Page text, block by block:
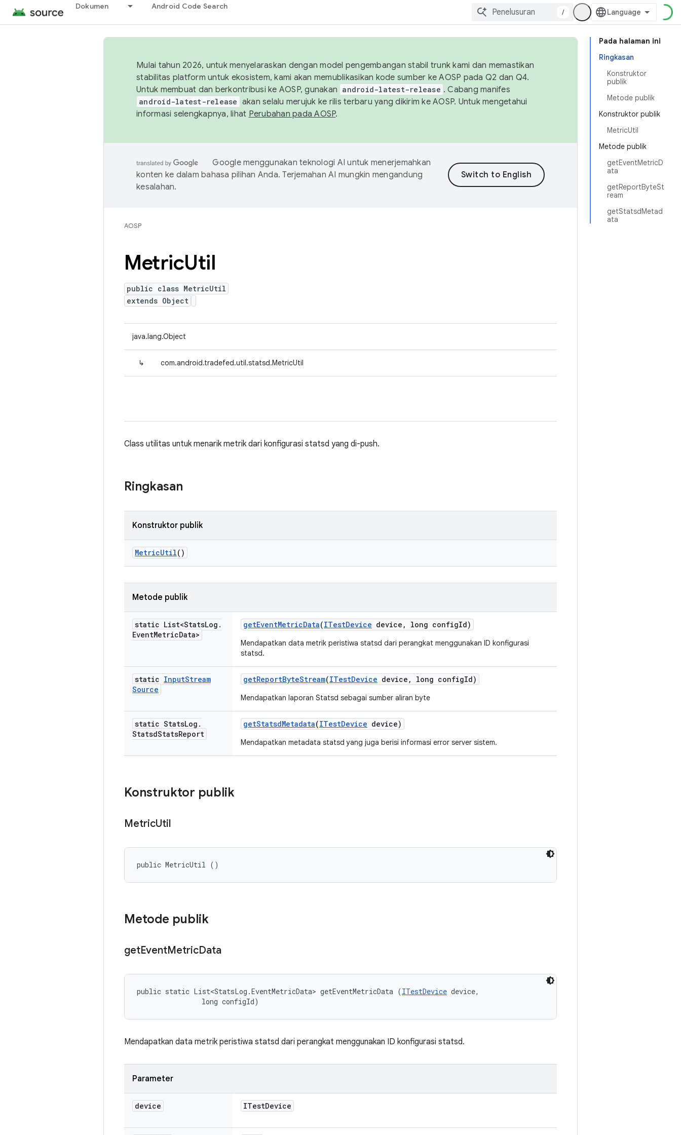
Dokumen Android Code Search
/
Pada halaman ini
Ringkasan
Konstruktor
publik
Metode publik
Konstruktor publik
MetricUtil
Metode publik
getEventMetricD
ata
getReportByteSt
ream
getStatsdMetad
ata
Mulai tahun 2026, untuk menyelaraskan dengan model pengembangan stabil trunk kami dan memastikan
stabilitas platform untuk ekosistem, kami akan memublikasikan kode sumber ke AOSP pada Q2 dan Q4.
Untuk membuat dan berkontribusi ke AOSP, gunakan android-latest-release . Cabang manifes
android-latest-release akan selalu merujuk ke rilis terbaru yang dikirim ke AOSP. Untuk mengetahui
informasi selengkapnya, lihat Perubahan pada AOSP.
Google menggunakan teknologi AI untuk menerjemahkan
konten ke dalam bahasa pilihan Anda. Terjemahan AI mungkin mengandung
kesalahan.
AOSP
MetricUtil
public class MetricUtil
extends Object
java.lang.Object
↳ com.android.tradefed.util.statsd.MetricUtil
Class utilitas untuk menarik metrik dari konfigurasi statsd yang di-push.
Ringkasan
Konstruktor publik
MetricUtil()
Metode publik
static List<StatsLog .
EventMetricData>
getEventMetricData(ITestDevice device , long configId)
Mendapatkan data metrik peristiwa statsd dari perangkat menggunakan ID konfigurasi
statsd.
static InputStream
Source
getReportByteStream(ITestDevice device , long configId)
Mendapatkan laporan Statsd sebagai sumber aliran byte
static StatsLog .
StatsdStatsReport
getStatsdMetadata(ITestDevice device)
Mendapatkan metadata statsd yang juga berisi informasi error server sistem.
Konstruktor publik
MetricUtil
public MetricUtil ()
Metode publik
getEventMetricData
public static List<StatsLog.EventMetricData> getEventMetricData (ITestDevice device,
                long configId)
Mendapatkan data metrik peristiwa statsd dari perangkat menggunakan ID konfigurasi statsd.
Parameter
device ITestDevice